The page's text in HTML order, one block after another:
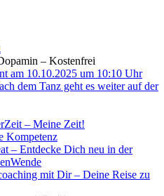
– Kostenfrei
am 10.10.2025 um 10:10 Uhr
dem Tanz geht es weiter auf der
– Meine Zeit!
Kompetenz
– Entdecke Dich neu in der
mit Dir – Deine Reise zu